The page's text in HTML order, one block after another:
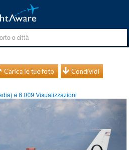
Carica le tue foto Condividi
e6.009 Visualizzazioni